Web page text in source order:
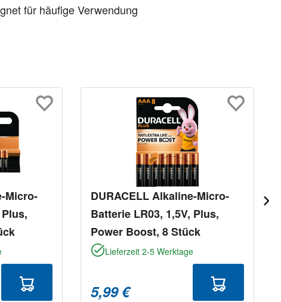
für häufige Verwendung
Micro-
DURACELL Alkaline-Micro-
Batterie LR03, 1,5V, Plus,
Power Boost, 8 Stück
Lieferzeit 2-5 Werktage
5,99 €